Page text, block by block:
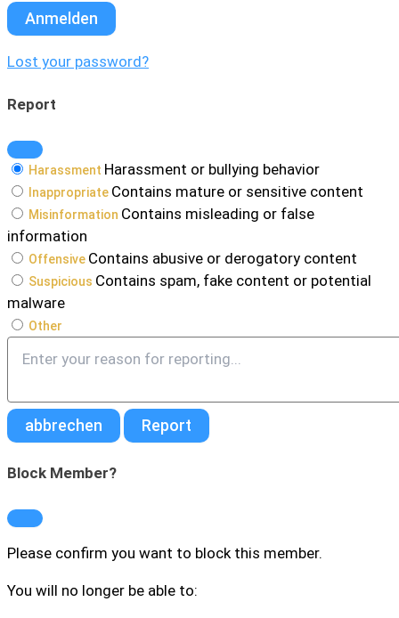
Lost your password?
Report
Harassment Harassment or bullying behavior
Inappropriate Contains mature or sensitive content
Misinformation Contains misleading or false
information
Offensive Contains abusive or derogatory content
Suspicious Contains spam, fake content or potential
malware
Other
note
Report
Block Member?
Please confirm you want to block this member.
You will no longer be able to: